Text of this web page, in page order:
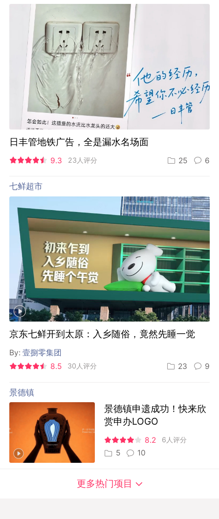
日丰管地铁广告，全是漏水名场面
9.3 23人评分 25 6
七鲜超市
京东七鲜开到太原：入乡随俗，竟然先睡一觉
By:壹捌零集团
8.5
30人评分 23 9
景德镇
景德镇申遗成功！快来欣
赏申办LOGO
8.2 6人评分
5 10
更多热门项目